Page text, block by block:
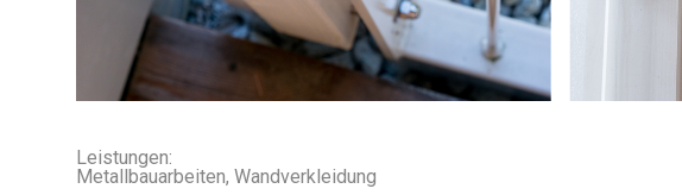
Leistungen:
Metallbauarbeiten, Wandverkleidung